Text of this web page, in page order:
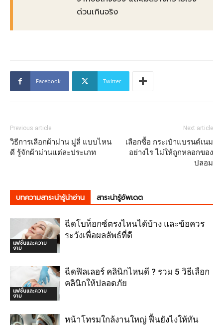
ด่วนเกินจริง
Facebook Twitter
Previous article
วิธีการเลือกผ้าม่าน มู่ลี่ แบบไหน
ดี รู้จักผ้าม่านแต่ละประเภท
Next article
เลือกซื้อ กระเป๋าแบรนด์เนม
อย่างไร ไม่ให้ถูกหลอกของ
ปลอม
บทความสาระน่ารู้น่าอ่าน สาระน่ารู้อัพเดต
แฟชั่นและความ
งาม
ฉีดโบท็อกซ์ตรงไหนได้บ้าง และข้อควร
ระวังเพื่อผลลัพธ์ที่ดี
แฟชั่นและความ
งาม
ฉีดฟิลเลอร์ คลินิกไหนดี ? รวม 5 วิธีเลือก
คลินิกให้ปลอดภัย
หน้าโทรมใกล้งานใหญ่ ฟื้นยังไงให้ทัน